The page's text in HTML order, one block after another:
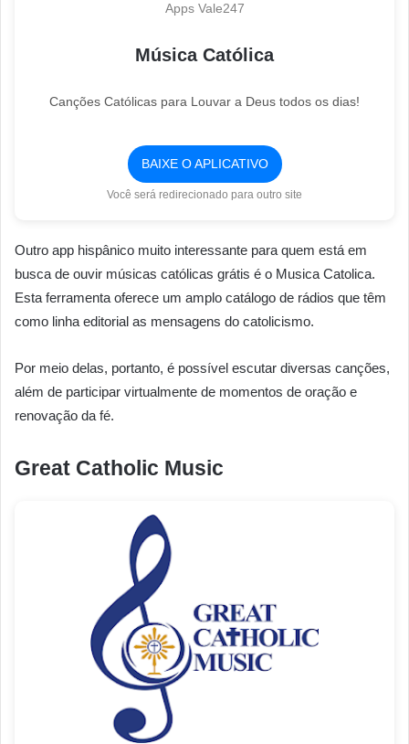
Apps Vale247
Música Católica
Canções Católicas para Louvar a Deus todos os dias!
BAIXE O APLICATIVO
Você será redirecionado para outro site
Outro app hispânico muito interessante para quem está em
busca de ouvir músicas católicas grátis é o Musica Catolica.
Esta ferramenta oferece um amplo catálogo de rádios que têm
como linha editorial as mensagens do catolicismo.
Por meio delas, portanto, é possível escutar diversas canções,
além de participar virtualmente de momentos de oração e
renovação da fé.
Great Catholic Music